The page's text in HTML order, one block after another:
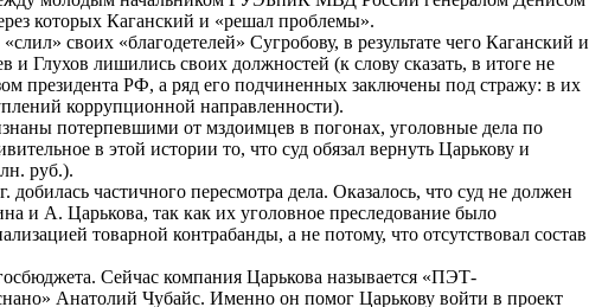
которых Каганский и «решал проблемы».
своих «благодетелей» Сугробову, в результате чего Каганский и
Глухов лишились своих должностей (к слову сказать, в итоге не
президента РФ, а ряд его подчиненных заключены под стражу: в их
коррупционной направленности).
потерпевшими от мздоимцев в погонах, уголовные дела по
в этой истории то, что суд обязал вернуть Царькову и
руб.).
частичного пересмотра дела. Оказалось, что суд не должен
и А. Царькова, так как их уголовное преследование было
товарной контрабанды, а не потому, что отсутствовал состав
Сейчас компания Царькова называется «ПЭТ-
Анатолий Чубайс. Именно он помог Царькову войти в проект